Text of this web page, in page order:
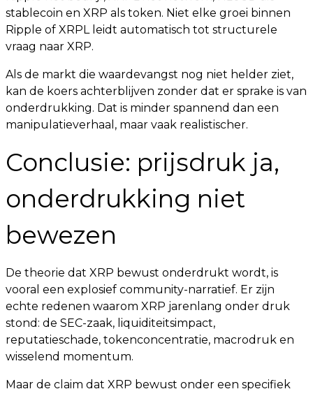
stablecoin en XRP als token. Niet elke groei binnen
Ripple of XRPL leidt automatisch tot structurele
vraag naar XRP.
Als de markt die waardevangst nog niet helder ziet,
kan de koers achterblijven zonder dat er sprake is van
onderdrukking. Dat is minder spannend dan een
manipulatieverhaal, maar vaak realistischer.
Conclusie: prijsdruk ja,
onderdrukking niet
bewezen
De theorie dat XRP bewust onderdrukt wordt, is
vooral een explosief community-narratief. Er zijn
echte redenen waarom XRP jarenlang onder druk
stond: de SEC-zaak, liquiditeitsimpact,
reputatieschade, tokenconcentratie, macrodruk en
wisselend momentum.
Maar de claim dat XRP bewust onder een specifiek